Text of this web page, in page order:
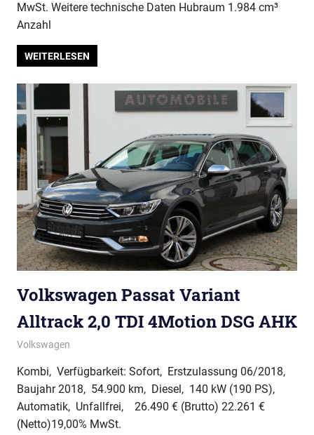
MwSt. Weitere technische Daten Hubraum 1.984 cm³
Anzahl
WEITERLESEN
Volkswagen Passat Variant
Alltrack 2,0 TDI 4Motion DSG AHK
Volkswagen
Kombi, Verfügbarkeit: Sofort, Erstzulassung 06/2018,
Baujahr 2018, 54.900 km, Diesel, 140 kW (190 PS),
Automatik, Unfallfrei, 26.490 € (Brutto) 22.261 €
(Netto)19,00% MwSt.